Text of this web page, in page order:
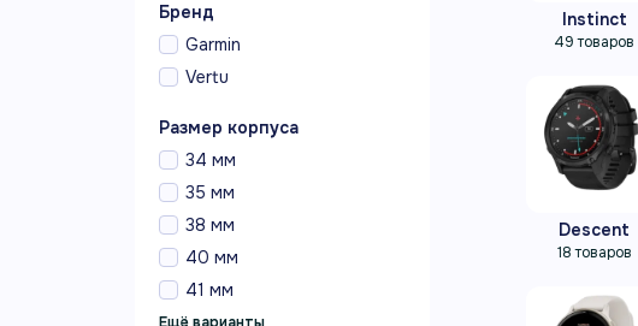
Бренд
Garmin
Vertu
Размер корпуса
34 мм
35 мм
38 мм
40 мм
41 мм
Instinct
49 товаров
Descent
18 товаров